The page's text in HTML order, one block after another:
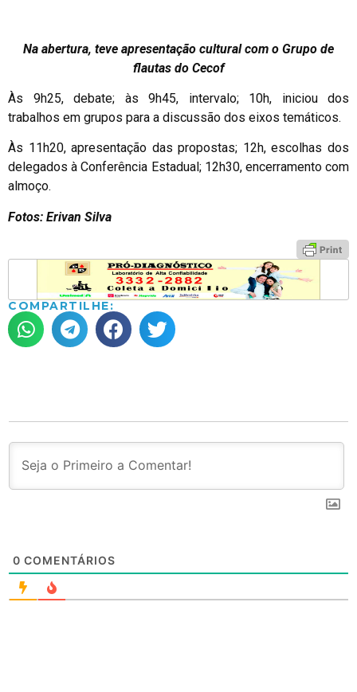
Na abertura, teve apresentação cultural com o Grupo de
flautas do Cecof
Às 9h25, debate; às 9h45, intervalo; 10h, iniciou dos
trabalhos em grupos para a discussão dos eixos temáticos.
Às 11h20, apresentação das propostas; 12h, escolhas dos
delegados à Conferência Estadual; 12h30, encerramento com
almoço.
Fotos: Erivan Silva
COMPARTILHE:
0 COMENTÁRIOS